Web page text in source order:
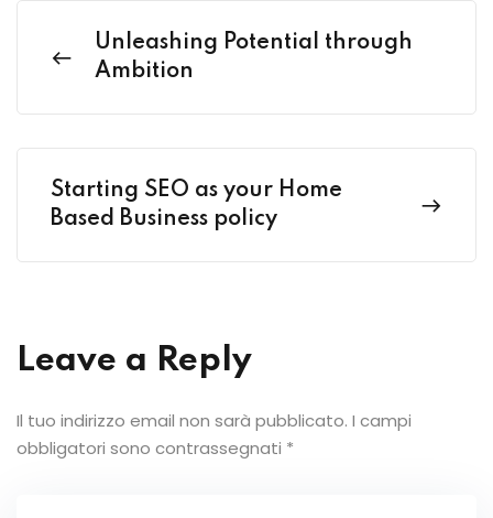
Unleashing Potential through
Ambition
Starting SEO as your Home
Based Business policy
Leave a Reply
Il tuo indirizzo email non sarà pubblicato. I campi
obbligatori sono contrassegnati *